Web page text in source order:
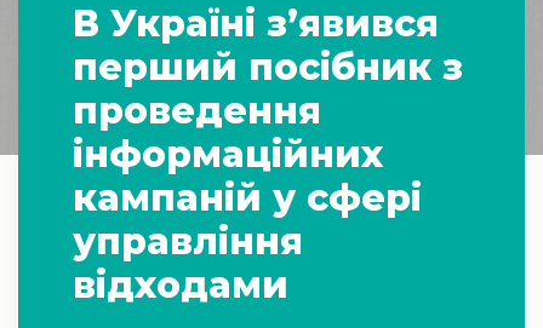
В Україні з’явився
перший посібник з
проведення
інформаційних
кампаній у сфері
управління
відходами